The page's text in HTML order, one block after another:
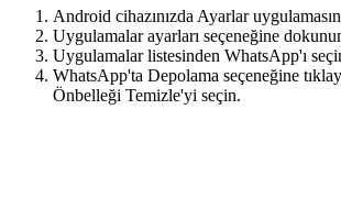
Android cihazınızda Ayarlar
Uygulamalar ayarları seçeneğine
Uygulamalar listesinden WhatsApp'ı
WhatsApp'ta Depolama seçeneğine
Önbelleği Temizle'yi seçin.